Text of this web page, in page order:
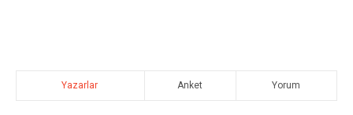
Yazarlar Anket Yorum